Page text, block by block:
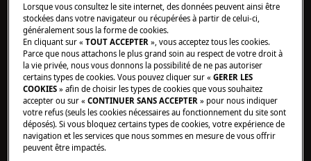
DREAM STORIES
Témoignages propriétaires
Vie à bord
Actualités
DÉCOUVRIR LAGOON
ADN
Partenaires Institutionnels
Développement durable
Lorsque vous consultez le site internet, des données peuvent ainsi être
stockées dans votre navigateur ou récupérées à partir de celui-ci,
généralement sous la forme de cookies.
En cliquant sur «TOUT ACCEPTER », vous acceptez tous les cookies.
Parce que nous attachons le plus grand soin au respect de votre droit à
la vie privée, nous vous donnons la possibilité de ne pas autoriser
certains types de cookies. Vous pouvez cliquer sur «GERER LES
COOKIES » afin de choisir les types de cookies que vous souhaitez
accepter ou sur «CONTINUER SANS ACCEPTER » pour nous indiquer
votre refus (seuls les cookies nécessaires au fonctionnement du site sont
déposés). Si vous bloquez certains types de cookies, votre expérience de
navigation et les services que nous sommes en mesure de vous offrir
peuvent être impactés.